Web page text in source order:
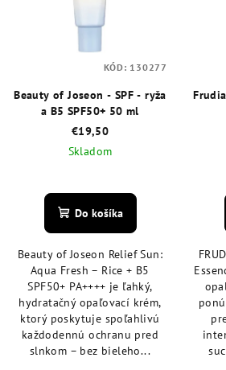
Beauty of Joseon - SPF - ryža
a B5 SPF50+ 50 ml
€19,50
Skladom
hodnotenie
produktu
z
5
hviezdičiek.
Do košíka
Beauty of Joseon Relief Sun:
Aqua Fresh – Rice + B5
SPF50+ PA++++ je ľahký,
hydratačný opaľovací krém,
ktorý poskytuje spoľahlivú
každodennú ochranu pred
slnkom – bez bieleho...
KÓD: 130277